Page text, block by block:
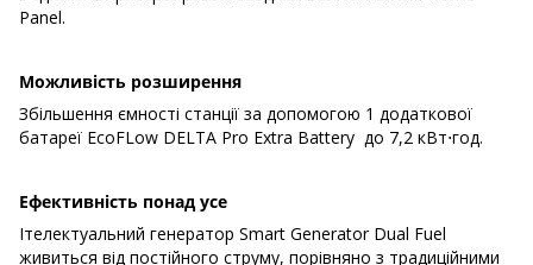
Panel.
Можливість розширення
Збільшення ємності cтанції за допомогою 1 додаткової
батареї EcoFLow DELTA Pro Extra Battery до 7,2 кВт⋅год.
Ефективність понад усе
Ітелектуальний генератор Smart Generator Dual Fuel
живиться від постійного струму, порівняно з традиційними